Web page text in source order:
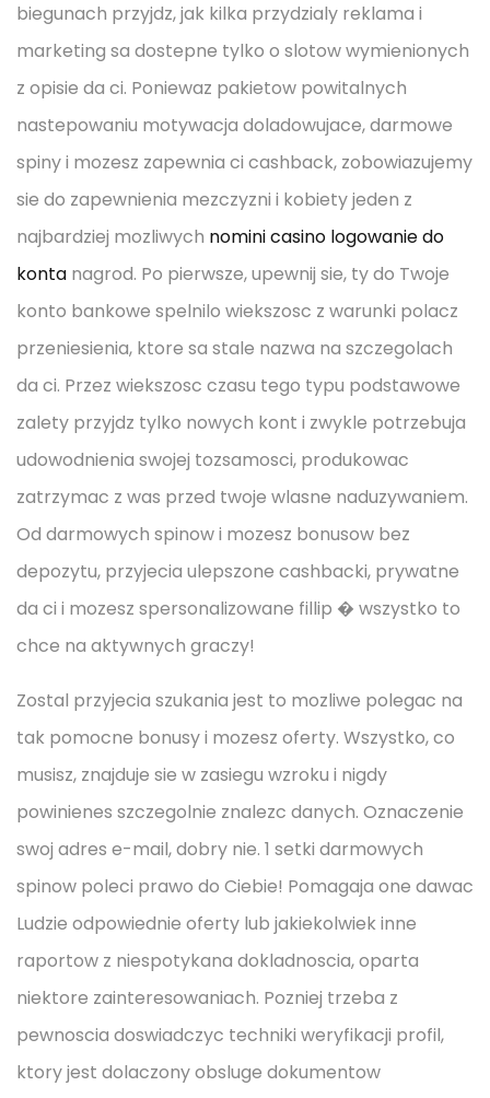
biegunach przyjdz, jak kilka przydzialy reklama i
marketing sa dostepne tylko o slotow wymienionych
z opisie da ci. Poniewaz pakietow powitalnych
nastepowaniu motywacja doladowujace, darmowe
spiny i mozesz zapewnia ci cashback, zobowiazujemy
sie do zapewnienia mezczyzni i kobiety jeden z
najbardziej mozliwych nomini casino logowanie do
konta nagrod. Po pierwsze, upewnij sie, ty do Twoje
konto bankowe spelnilo wiekszosc z warunki polacz
przeniesienia, ktore sa stale nazwa na szczegolach
da ci. Przez wiekszosc czasu tego typu podstawowe
zalety przyjdz tylko nowych kont i zwykle potrzebuja
udowodnienia swojej tozsamosci, produkowac
zatrzymac z was przed twoje wlasne naduzywaniem.
Od darmowych spinow i mozesz bonusow bez
depozytu, przyjecia ulepszone cashbacki, prywatne
da ci i mozesz spersonalizowane fillip � wszystko to
chce na aktywnych graczy!
Zostal przyjecia szukania jest to mozliwe polegac na
tak pomocne bonusy i mozesz oferty. Wszystko, co
musisz, znajduje sie w zasiegu wzroku i nigdy
powinienes szczegolnie znalezc danych. Oznaczenie
swoj adres e-mail, dobry nie. 1 setki darmowych
spinow poleci prawo do Ciebie! Pomagaja one dawac
Ludzie odpowiednie oferty lub jakiekolwiek inne
raportow z niespotykana dokladnoscia, oparta
niektore zainteresowaniach. Pozniej trzeba z
pewnoscia doswiadczyc techniki weryfikacji profil,
ktory jest dolaczony obsluge dokumentow